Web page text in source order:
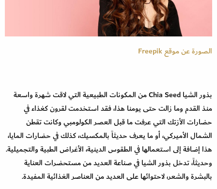
الصورة عن موقع Freepik
بذور الشيا Chia Seed من المكونات الطبيعية التي لاقت شهرة واسعة
منذ القدم وما زالت حتى يومنا هذا، فقد استخدمت لقرون كغذاء في
حضارات الأزتك التي عرفت ما قبل العصر الكولومبي وكانت تقطن
الشمال الأميركي، أو ما يعرف حديثاً بالمكسيك، كذلك في حضارات المايا،
هذا إضافة إلى استعمالها في الطقوس الدينية، الأغراض الطبية والتجميلية.
وحديثاً، تدخل بذور الشيا في صناعة العديد من مستحضرات العناية
بالبشرة والشعر، لاحتوائها على العديد من العناصر الغذائية المفيدة.